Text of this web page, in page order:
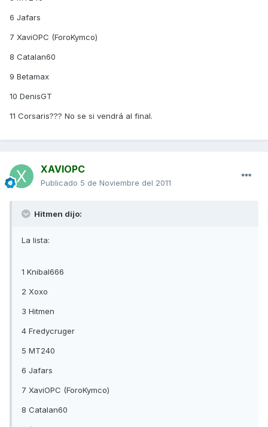
6 Jafars
7 XaviOPC (ForoKymco)
8 Catalan60
9 Betamax
10 DenisGT
11 Corsaris??? No se si vendrá al final.
XAVIOPC
Publicado 5 de Noviembre del 2011
Hitmen dijo:
La lista:
1 Knibal666
2 Xoxo
3 Hitmen
4 Fredycruger
5 MT240
6 Jafars
7 XaviOPC (ForoKymco)
8 Catalan60